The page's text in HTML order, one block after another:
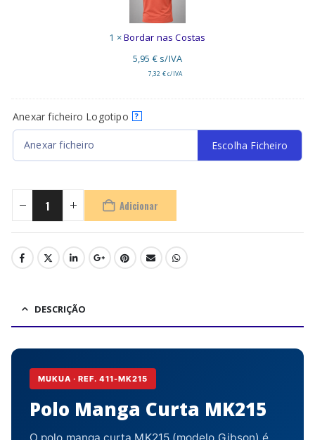
1 ×Bordar nas Costas
5,95 € s/IVA
7,32 €c/IVA
Anexar ficheiro Logotipo ?
Anexar ficheiro Escolha Ficheiro
Adicionar
DESCRIÇÃO
MUKUA · REF. 411-MK215
Polo Manga Curta MK215